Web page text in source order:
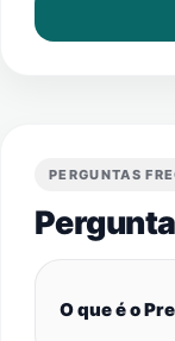
PERGUNTAS
O que é o